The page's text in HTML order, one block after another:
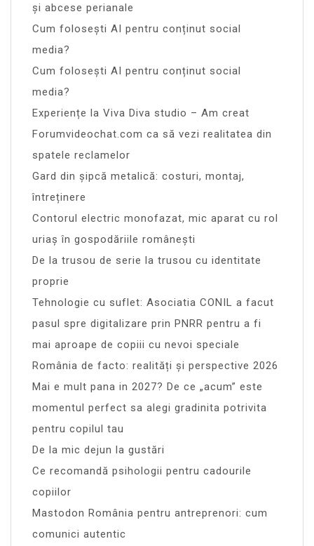
și abcese perianale
Cum folosești AI pentru conținut social
media?
Cum folosești AI pentru conținut social
media?
Experiențe la Viva Diva studio – Am creat
Forumvideochat.com ca să vezi realitatea din
spatele reclamelor
Gard din șipcă metalică: costuri, montaj,
întreținere
Contorul electric monofazat, mic aparat cu rol
uriaș în gospodăriile românești
De la trusou de serie la trusou cu identitate
proprie
Tehnologie cu suflet: Asociatia CONIL a facut
pasul spre digitalizare prin PNRR pentru a fi
mai aproape de copiii cu nevoi speciale
România de facto: realități și perspective 2026
Mai e mult pana in 2027? De ce „acum” este
momentul perfect sa alegi gradinita potrivita
pentru copilul tau
De la mic dejun la gustări
Ce recomandă psihologii pentru cadourile
copiilor
Mastodon România pentru antreprenori: cum
comunici autentic